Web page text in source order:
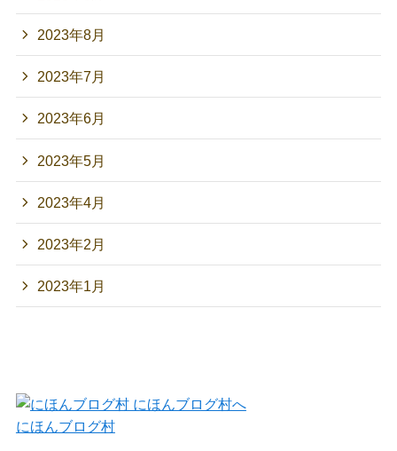
2023年8月
2023年7月
2023年6月
2023年5月
2023年4月
2023年2月
2023年1月
にほんブログ村